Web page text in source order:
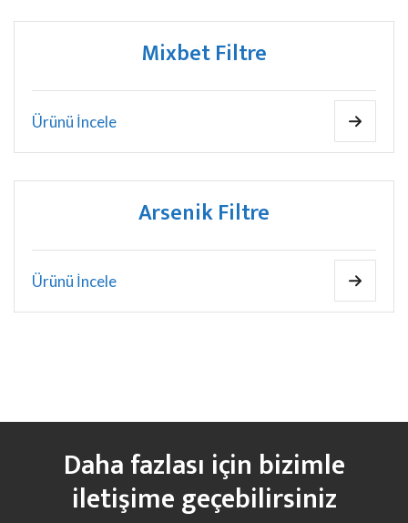
Mixbet Filtre
Ürünü İncele
Arsenik Filtre
Ürünü İncele
Daha fazlası için bizimle
iletişime geçebilirsiniz